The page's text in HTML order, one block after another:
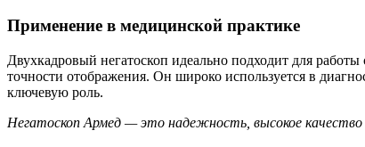
Применение в медицинской практике
Двухкадровый негатоскоп идеально подходит для
точности отображения. Он широко используется в
ключевую роль.
Негатоскоп Армед — это надежность, высокое